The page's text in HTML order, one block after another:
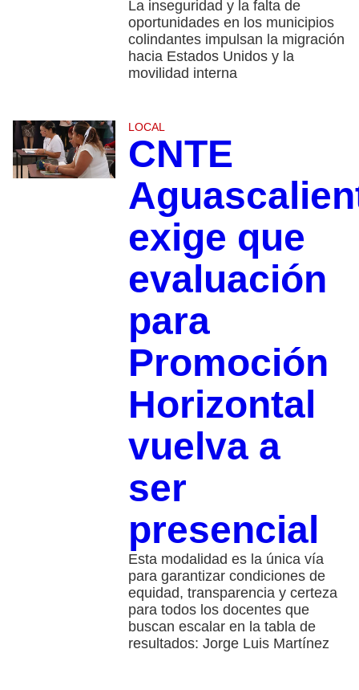
La inseguridad y la falta de
oportunidades en los municipios
colindantes impulsan la migración
hacia Estados Unidos y la
movilidad interna
LOCAL
CNTE
exige que
evaluación
para
Promoción
Horizontal
vuelva a
ser
presencial
Esta modalidad es la única vía
para garantizar condiciones de
equidad, transparencia y certeza
para todos los docentes que
buscan escalar en la tabla de
resultados: Jorge Luis Martínez